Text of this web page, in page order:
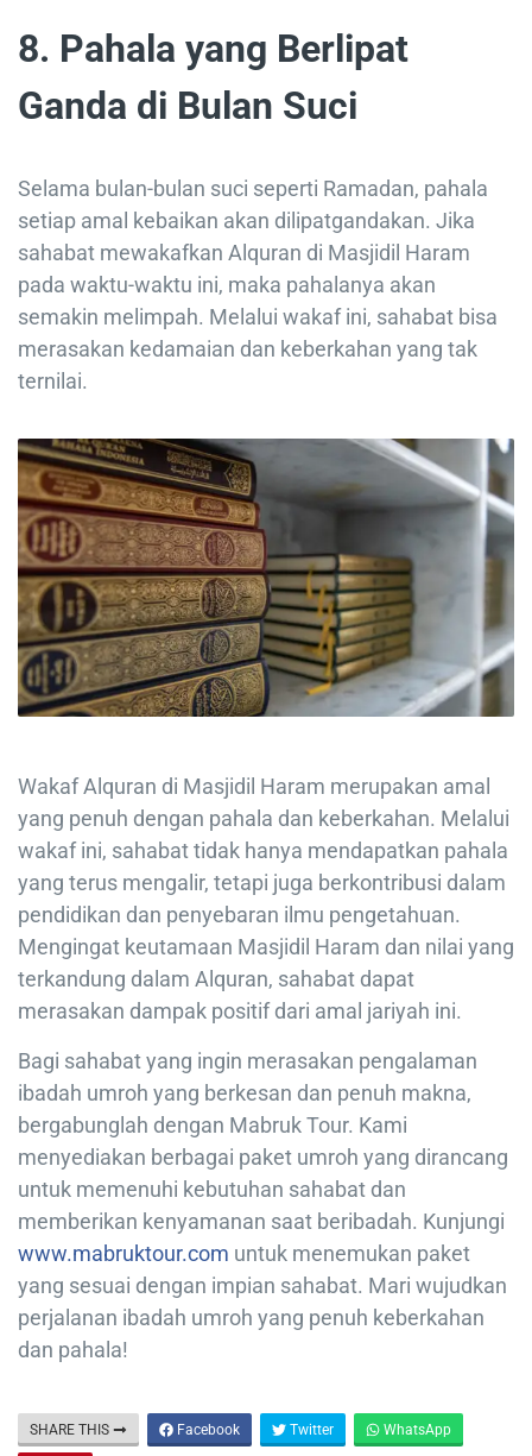
8. Pahala yang Berlipat
Ganda di Bulan Suci
Selama bulan-bulan suci seperti Ramadan, pahala
setiap amal kebaikan akan dilipatgandakan. Jika
sahabat mewakafkan Alquran di Masjidil Haram
pada waktu-waktu ini, maka pahalanya akan
semakin melimpah. Melalui wakaf ini, sahabat bisa
merasakan kedamaian dan keberkahan yang tak
ternilai.
Wakaf Alquran di Masjidil Haram merupakan amal
yang penuh dengan pahala dan keberkahan. Melalui
wakaf ini, sahabat tidak hanya mendapatkan pahala
yang terus mengalir, tetapi juga berkontribusi dalam
pendidikan dan penyebaran ilmu pengetahuan.
Mengingat keutamaan Masjidil Haram dan nilai yang
terkandung dalam Alquran, sahabat dapat
merasakan dampak positif dari amal jariyah ini.
Bagi sahabat yang ingin merasakan pengalaman
ibadah umroh yang berkesan dan penuh makna,
bergabunglah dengan Mabruk Tour. Kami
menyediakan berbagai paket umroh yang dirancang
untuk memenuhi kebutuhan sahabat dan
memberikan kenyamanan saat beribadah. Kunjungi
www.mabruktour.com untuk menemukan paket
yang sesuai dengan impian sahabat. Mari wujudkan
perjalanan ibadah umroh yang penuh keberkahan
dan pahala!
SHARE THIS Facebook Twitter WhatsApp